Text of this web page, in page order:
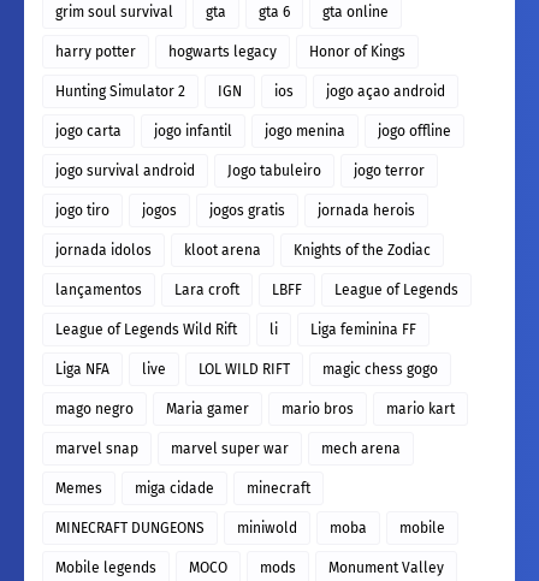
grim soul survival gta gta 6 gta online
harry potter hogwarts legacy Honor of Kings
Hunting Simulator 2 IGN ios jogo açao android
jogo carta jogo infantil jogo menina jogo offline
jogo survival android Jogo tabuleiro jogo terror
jogo tiro jogos jogos gratis jornada herois
jornada idolos kloot arena Knights of the Zodiac
lançamentos Lara croft LBFF League of Legends
League of Legends Wild Rift li Liga feminina FF
Liga NFA live LOL WILD RIFT magic chess gogo
mago negro Maria gamer mario bros mario kart
marvel snap marvel super war mech arena
Memes miga cidade minecraft
MINECRAFT DUNGEONS miniwold moba mobile
Mobile legends MOCO mods Monument Valley